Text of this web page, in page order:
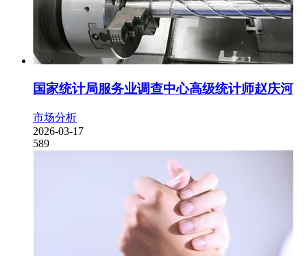
国家统计局服务业调查中心高级统计师赵庆河
市场分析
2026-03-17
589